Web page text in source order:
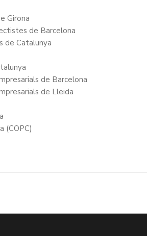
Girona
de Barcelona
de Catalunya
de Barcelona
de Lleida
(COPC)